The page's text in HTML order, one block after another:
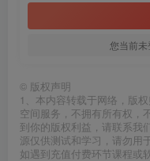
您当前
© 版权声明
1、本内容转载于网络，版
空间服务，不拥有所有权，
到你的版权利益，请联系我
源仅供测试和学习，请勿用
如遇到充值付费环节课程或